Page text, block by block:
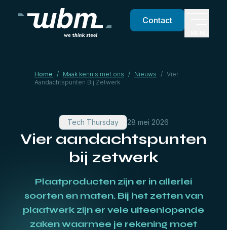
Contact
Home / Maak kennis met ons / Nieuws / Vier
Aandachtspunten Bij Zetwerk
Tech Thursday 28 mei 2026
Vier aandachtspunten
bij zetwerk
Plaatproducten zijn er in allerlei
soorten en maten. Bij het zetten van
plaatwerk zijn er vele uiteenlopende
zaken waarmee je rekening moet